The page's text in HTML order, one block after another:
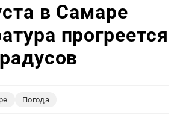
в Самаре
прогреется
Погода